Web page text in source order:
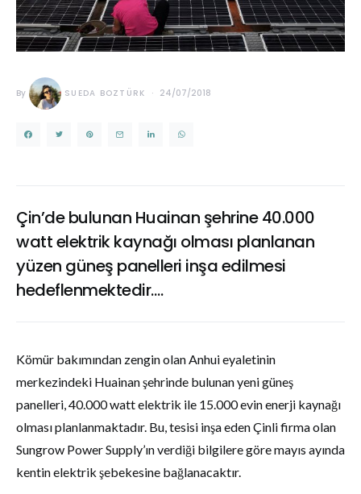
By SUEDA BOZTÜRK 24/07/2018
Çin’de bulunan Huainan şehrine 40.000
watt elektrik kaynağı olması planlanan
yüzen güneş panelleri inşa edilmesi
hedeflenmektedir….
Kömür bakımından zengin olan Anhui eyaletinin
merkezindeki Huainan şehrinde bulunan yeni güneş
panelleri, 40.000 watt elektrik ile 15.000 evin enerji kaynağı
olması planlanmaktadır. Bu, tesisi inşa eden Çinli firma olan
Sungrow Power Supply’ın verdiği bilgilere göre mayıs ayında
kentin elektrik şebekesine bağlanacaktır.